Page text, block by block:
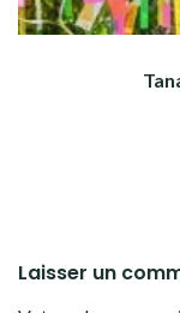
Laisser un